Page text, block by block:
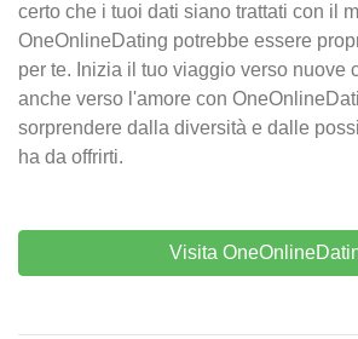
certo che i tuoi dati siano trattati con il
OneOnlineDating potrebbe essere
per te. Inizia il tuo viaggio verso nuove
anche verso l'amore con
sorprendere dalla diversità e dalle
ha da offrirti.
Visita